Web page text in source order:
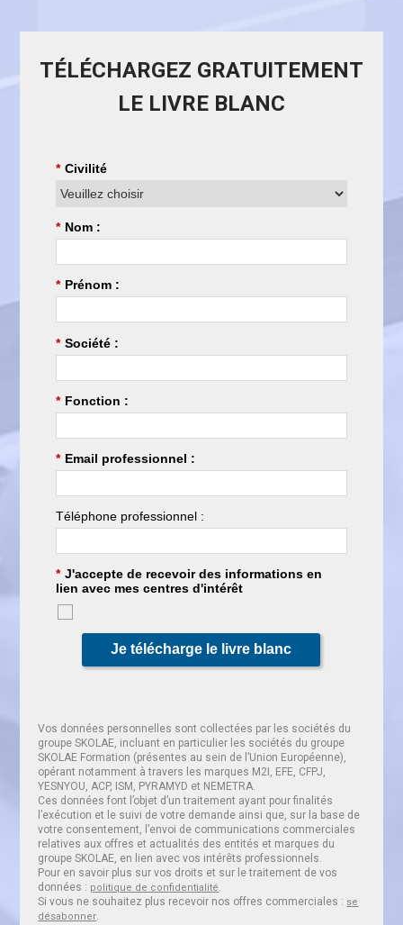
TÉLÉCHARGEZ GRATUITEMENT
LE LIVRE BLANC
* Civilité
* Nom :
* Prénom :
* Société :
* Fonction :
* Email professionnel :
Téléphone professionnel :
* J'accepte de recevoir des informations en
lien avec mes centres d'intérêt
Je télécharge le livre blanc
Vos données personnelles sont collectées par les sociétés du
groupe SKOLAE, incluant en particulier les sociétés du groupe
SKOLAE Formation (présentes au sein de l’Union Européenne),
opérant notamment à travers les marques M2I, EFE, CFPJ,
YESNYOU, ACP, ISM, PYRAMYD et NEMETRA.
Ces données font l’objet d’un traitement ayant pour finalités
l’exécution et le suivi de votre demande ainsi que, sur la base de
votre consentement, l’envoi de communications commerciales
relatives aux offres et actualités des entités et marques du
groupe SKOLAE, en lien avec vos intérêts professionnels.
Pour en savoir plus sur vos droits et sur le traitement de vos
données : politique de confidentialité
Si vous ne souhaitez plus recevoir nos offres commerciales : se
désabonner